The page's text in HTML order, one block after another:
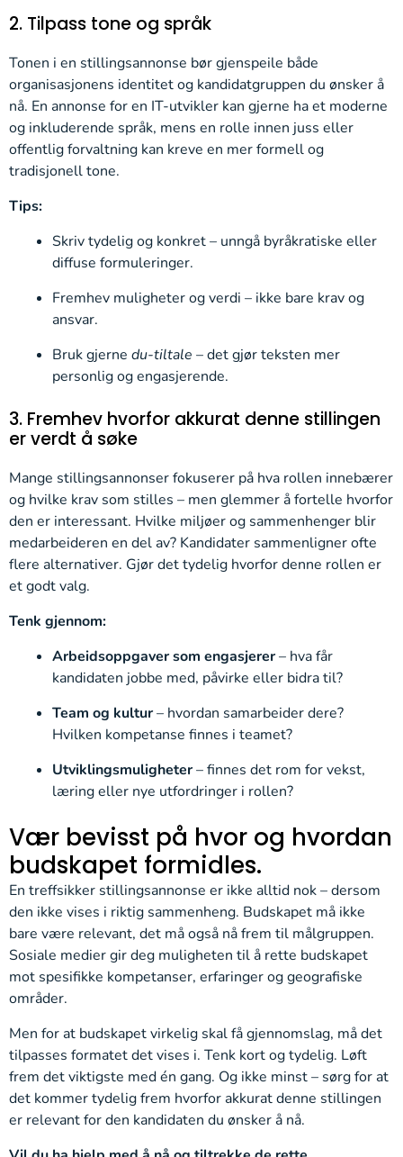
2. Tilpass tone og språk
Tonen i en stillingsannonse bør gjenspeile både
organisasjonens identitet og kandidatgruppen du ønsker å
nå. En annonse for en IT-utvikler kan gjerne ha et moderne
og inkluderende språk, mens en rolle innen juss eller
offentlig forvaltning kan kreve en mer formell og
tradisjonell tone.
Tips:
Skriv tydelig og konkret – unngå byråkratiske eller
diffuse formuleringer.
Fremhev muligheter og verdi – ikke bare krav og
ansvar.
Bruk gjerne du-tiltale – det gjør teksten mer
personlig og engasjerende.
3. Fremhev hvorfor akkurat denne stillingen
er verdt å søke
Mange stillingsannonser fokuserer på hva rollen innebærer
og hvilke krav som stilles – men glemmer å fortelle hvorfor
den er interessant. Hvilke miljøer og sammenhenger blir
medarbeideren en del av? Kandidater sammenligner ofte
flere alternativer. Gjør det tydelig hvorfor denne rollen er
et godt valg.
Tenk gjennom:
Arbeidsoppgaver som engasjerer– hva får
kandidaten jobbe med, påvirke eller bidra til?
Team og kultur– hvordan samarbeider dere?
Hvilken kompetanse finnes i teamet?
Utviklingsmuligheter– finnes det rom for vekst,
læring eller nye utfordringer i rollen?
Vær bevisst på hvor og hvordan
budskapet formidles.
En treffsikker stillingsannonse er ikke alltid nok – dersom
den ikke vises i riktig sammenheng. Budskapet må ikke
bare være relevant, det må også nå frem til målgruppen.
Sosiale medier gir deg muligheten til å rette budskapet
mot spesifikke kompetanser, erfaringer og geografiske
områder.
Men for at budskapet virkelig skal få gjennomslag, må det
tilpasses formatet det vises i. Tenk kort og tydelig. Løft
frem det viktigste med én gang. Og ikke minst – sørg for at
det kommer tydelig frem hvorfor akkurat denne stillingen
er relevant for den kandidaten du ønsker å nå.